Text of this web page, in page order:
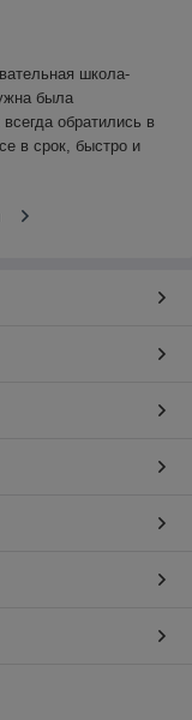
школа-
была
обратились в
в срок, быстро и